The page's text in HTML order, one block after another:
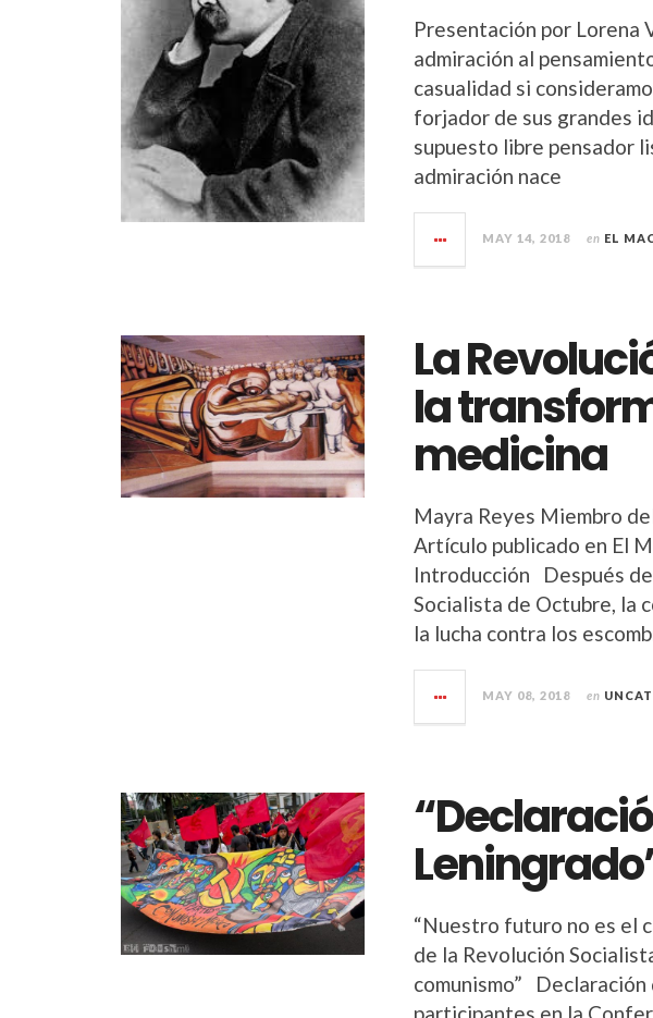
Presentación por Lorena
admiración al
casualidad si
forjador de sus grandes
supuesto libre pensador
admiración nace
MAY 14, 2018 en EL
La
la
medicina
Mayra Reyes Miembro
Artículo publicado en El
Introducción Después
Socialista de Octubre, la
la lucha contra los
MAY 08, 2018 en
“Nuestro futuro no es el
de la Revolución
comunismo”
participantes en la